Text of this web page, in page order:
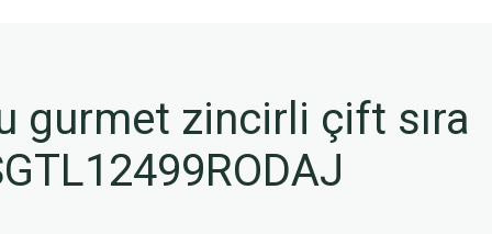
gurmet zincirli çift sıra